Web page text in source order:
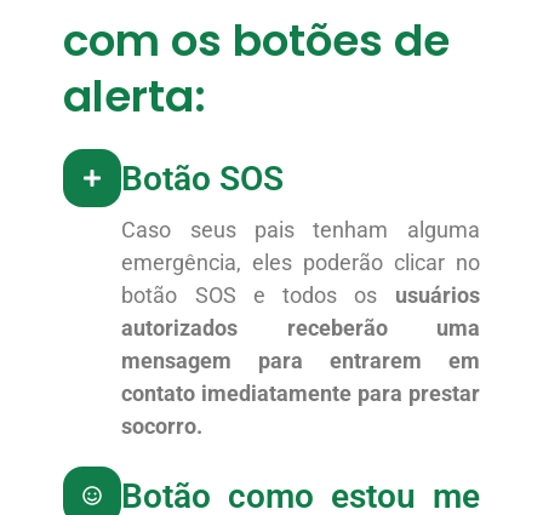
com os botões de
alerta:
Botão SOS
Caso seus pais tenham alguma
emergência, eles poderão clicar no
botão SOS e todos os usuários
autorizados receberão uma
mensagem para entrarem em
contato imediatamente para prestar
socorro.
Botão como estou me